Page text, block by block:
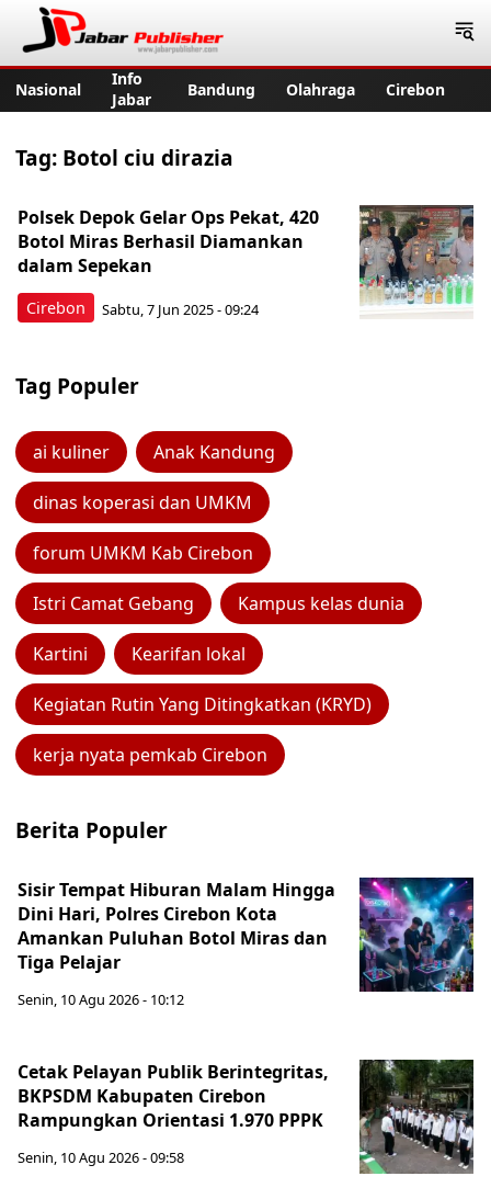
Nasional
Info
Jabar
Bandung Olahraga Cirebon
Tag: Botol ciu dirazia
Cirebon
Polsek Depok Gelar Ops Pekat, 420
Botol Miras Berhasil Diamankan
dalam Sepekan
Sabtu, 7 Jun 2025 - 09:24
Tag Populer
ai kuliner Anak Kandung
dinas koperasi dan UMKM
forum UMKM Kab Cirebon
Istri Camat Gebang Kampus kelas dunia
Kartini Kearifan lokal
Kegiatan Rutin Yang Ditingkatkan (KRYD)
kerja nyata pemkab Cirebon
Berita Populer
Sisir Tempat Hiburan Malam Hingga
Dini Hari, Polres Cirebon Kota
Amankan Puluhan Botol Miras dan
Tiga Pelajar
Senin, 10 Agu 2026 - 10:12
Cetak Pelayan Publik Berintegritas,
BKPSDM Kabupaten Cirebon
Rampungkan Orientasi 1.970 PPPK
Senin, 10 Agu 2026 - 09:58